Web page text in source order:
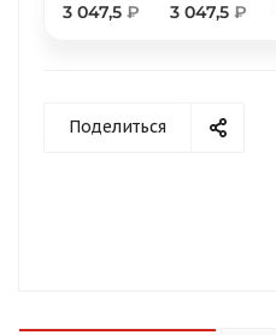
3 047,5 ₽ 3 047,5 ₽
Поделиться